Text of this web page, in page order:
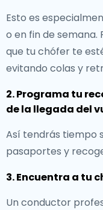
Esto es
o en fin de
que tu chófer te
evitando colas y
2. Programa tu
de la llegada del
Así tendrás tiempo
pasaportes y
3. Encuentra a tu
Un conductor